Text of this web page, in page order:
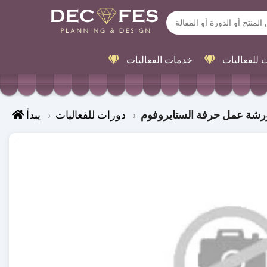
خدمات الفعاليات للفعاليات
يبدأ دورات للفعاليات عمل حرفة الستايروفوم